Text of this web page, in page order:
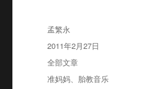
作
者
孟繁永
发
布
于
2011年2月27日
分
类
全部文章
标
准妈妈、 胎教音乐